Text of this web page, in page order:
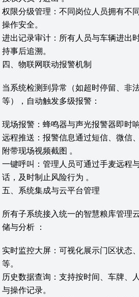
权限分级管理‌：不同岗位人员拥有不
操作安全。
进出记录审计‌：所有人员与车辆进出
持事后追溯。
四、物联网联动报警机制
当系统检测到异常（如超时停留、非
等），自动触发多级报警：
现场报警‌：蜂鸣器与声光报警器即时响
远程推送‌：报警信息通过短信、微信
附带现场视频截图 。
一键呼叫‌：管理人员可通过手麦远程
话，及时制止风险行为 。
五、系统集成与云平台管理
所有子系统接入统一的‌智慧粮库管理
储与分析 ：
实时监控大屏‌：可视化展示门区状态
等。
历史数据查询‌：支持按时间、车牌、
与操作记录。